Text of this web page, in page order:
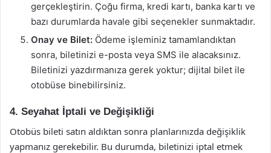
gerçekleştirin. Çoğu firma, kredi kartı, banka kartı ve
bazı durumlarda havale gibi seçenekler sunmaktadır.
Onay ve Bilet: Ödeme işleminiz tamamlandıktan
sonra, biletinizi e-posta veya SMS ile alacaksınız.
Biletinizi yazdırmanıza gerek yoktur; dijital bilet ile
otobüse binebilirsiniz.
4. Seyahat İptali ve Değişikliği
Otobüs bileti satın aldıktan sonra planlarınızda değişiklik
yapmanız gerekebilir. Bu durumda, biletinizi iptal etmek